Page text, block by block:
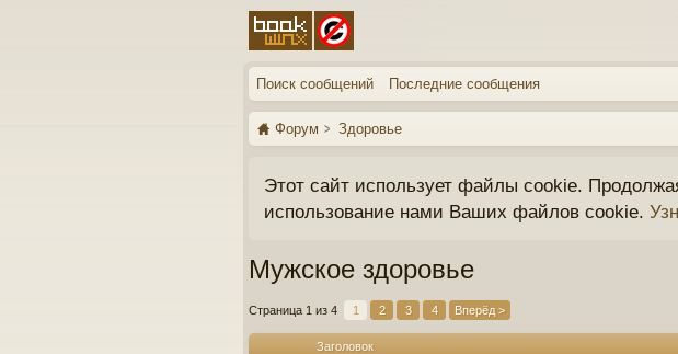
Поиск сообщений Последние сообщения
Форум Здоровье
Этот сайт использует файлы cookie.
использование нами Ваших файлов cookie.
Мужское здоровье
Страница 1 из 4 1 2 3 4 Вперёд >
Заголовок